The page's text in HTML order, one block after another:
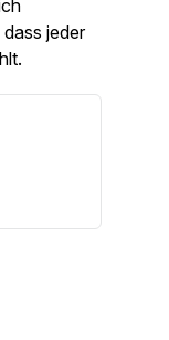
jeder